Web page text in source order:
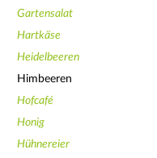
Gartensalat
Hartkäse
Heidelbeeren
Himbeeren
Hofcafé
Honig
Hühnereier